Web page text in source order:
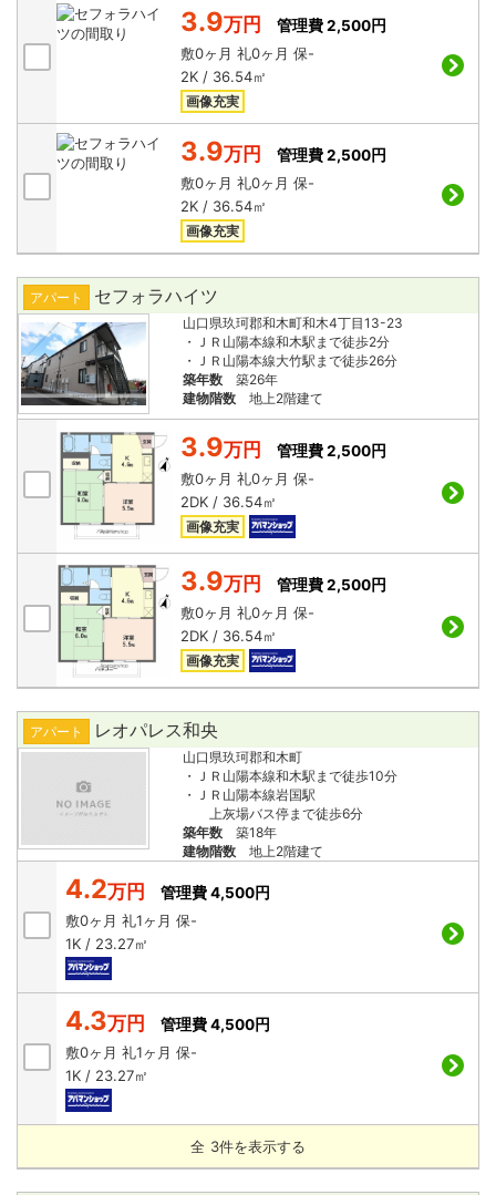
3.9万円
管理費 2,500円
敷0ヶ月 礼0ヶ月 保-
2K / 36.54㎡
画像充実
3.9万円
管理費 2,500円
敷0ヶ月 礼0ヶ月 保-
2K / 36.54㎡
画像充実
アパート セフォラハイツ
山口県玖珂郡和木町和木4丁目13-23
・ＪＲ山陽本線和木駅まで徒歩2分
・ＪＲ山陽本線大竹駅まで徒歩26分
築年数
築26年
建物階数
地上2階建て
3.9万円
管理費 2,500円
敷0ヶ月 礼0ヶ月 保-
2DK / 36.54㎡
画像充実
3.9万円
管理費 2,500円
敷0ヶ月 礼0ヶ月 保-
2DK / 36.54㎡
画像充実
アパート レオパレス和央
山口県玖珂郡和木町
・ＪＲ山陽本線和木駅まで徒歩10分
・ＪＲ山陽本線岩国駅
上灰場バス停まで徒歩6分
築年数
築18年
建物階数
地上2階建て
4.2万円
管理費 4,500円
敷0ヶ月 礼1ヶ月 保-
1K / 23.27㎡
4.3万円
管理費 4,500円
敷0ヶ月 礼1ヶ月 保-
1K / 23.27㎡
全 3件を表示する